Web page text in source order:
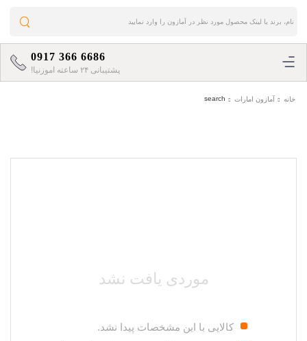
0917 366 6686
پشتیبانی ۲۴ ساعته اموزنیا!
خانه آمازون امارات search
موردی یافت نشد
کالایی با این مشخصات پیدا نشد.